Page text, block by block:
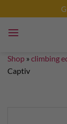
to
content
Shop » climbing
Captiv